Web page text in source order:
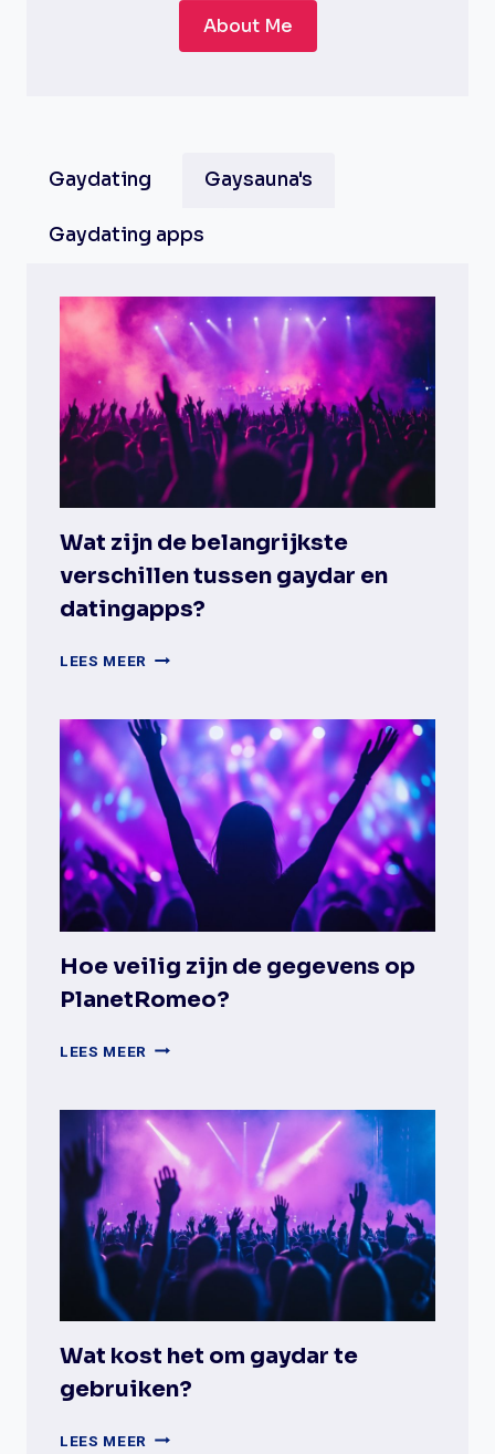
About Me
Gaydating Gaysauna's
Gaydating apps
Wat zijn de belangrijkste
verschillen tussen gaydar en
datingapps?
LEES MEER WAT
BELANGRIJKSTE
VERSCHILLEN
TUSSEN
GAYDAR
EN
DATINGAPPS?
Hoe veilig zijn de gegevens op
PlanetRomeo?
LEES MEER HOE
DE
GEGEVENS
OP
PLANETROMEO?
Wat kost het om gaydar te
gebruiken?
LEES MEER WAT